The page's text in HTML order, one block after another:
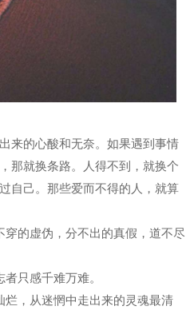
来的心酸和无奈。如果遇到事情
那就换条路。人得不到，就换个
自己。那些爱而不得的人，就算
的虚伪，分不出的真假，道不尽
只感千难万难。
，从迷惘中走出来的灵魂最清